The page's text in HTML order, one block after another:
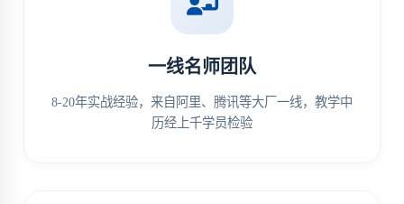
一线名师团队
8-20年实战经验，来自阿里、腾讯等大厂一线，教学中
历经上千学员检验